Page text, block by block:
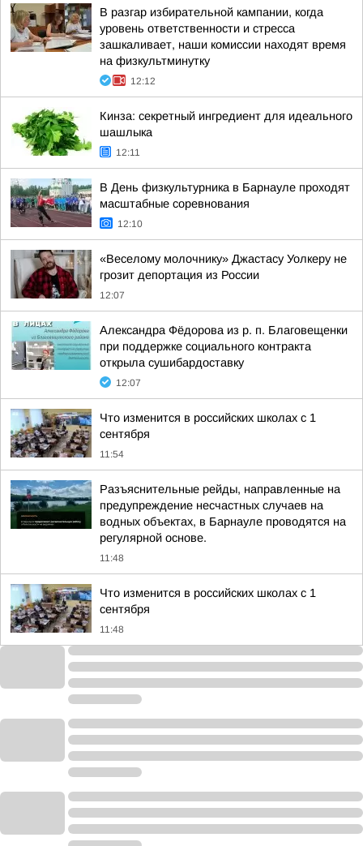
В разгар избирательной кампании, когда
уровень ответственности и стресса
зашкаливает, наши комиссии находят время
на физкультминутку
12:12
Кинза: секретный ингредиент для идеального
шашлыка
12:11
В День физкультурника в Барнауле проходят
масштабные соревнования
12:10
«Веселому молочнику» Джастасу Уолкеру не
грозит депортация из России
12:07
Александра Фёдорова из р. п. Благовещенки
при поддержке социального контракта
открыла сушибардоставку
12:07
Что изменится в российских школах с 1
сентября
11:54
Разъяснительные рейды, направленные на
предупреждение несчастных случаев на
водных объектах, в Барнауле проводятся на
регулярной основе.
11:48
Что изменится в российских школах с 1
сентября
11:48